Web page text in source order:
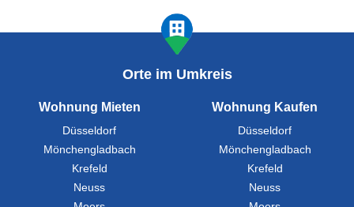
Orte im Umkreis
Wohnung Mieten
Düsseldorf
Mönchengladbach
Krefeld
Neuss
Wohnung Kaufen
Düsseldorf
Mönchengladbach
Krefeld
Neuss